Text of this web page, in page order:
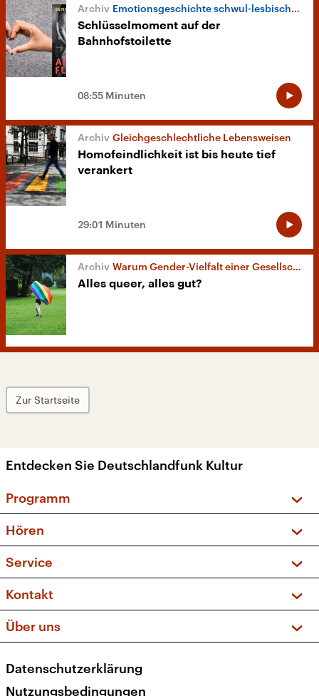
Emotionsgeschichte schwul-lesbischen Lebens
Schlüsselmoment auf der
Bahnhofstoilette
08:55 Minuten
Gleichgeschlechtliche Lebensweisen
Homofeindlichkeit ist bis heute tief
verankert
29:01 Minuten
Warum Gender-Vielfalt einer Gesellschaft nützt
Alles queer, alles gut?
Zur Startseite
Entdecken Sie Deutschlandfunk Kultur
Programm
Sendungen und Podcasts
Musikliste
Kakadu – Das Kinderprogramm
Hören
Frequenzen (UKW + DAB+)
Service
FAQ
Apps
Newsletter
Veranstaltungen
Kontakt
Social Media
Über uns
Presse
Datenschutzerklärung
Nutzungsbedingungen